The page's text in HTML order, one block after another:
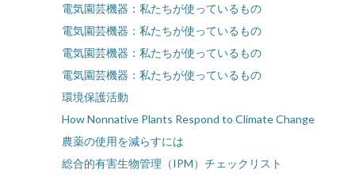
電気園芸機器：私たちが使っているもの
電気園芸機器：私たちが使っているもの
電気園芸機器：私たちが使っているもの
電気園芸機器：私たちが使っているもの
環境保護活動
How Nonnative Plants Respond to Climate Change
農薬の使用を減らすには
総合的有害生物管理（IPM）チェックリスト